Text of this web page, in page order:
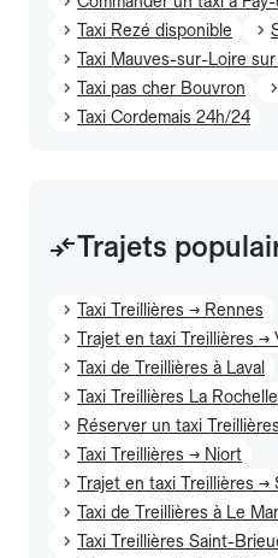
Taxi Rezé disponible
Taxi Mauves-sur-Loire
Taxi pas cher Bouvron
Taxi Cordemais 24h/24
Trajets
Taxi Treillières → Rennes
Trajet en taxi Treillières →
Taxi de Treillières à Laval
Taxi Treillières La Rochelle
Réserver un taxi
Taxi Treillières → Niort
Trajet en taxi Treillières →
Taxi de Treillières à Le
Taxi Treillières Saint-